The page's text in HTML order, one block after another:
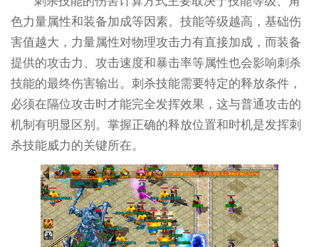
色力量属性和装备加成等因素。技能等级越高，基础伤
害值越大，力量属性对物理攻击力有直接加成，而装备
提供的攻击力、攻击速度和暴击率等属性也会影响刺杀
技能的最终伤害输出。刺杀技能需要特定的释放条件，
必须在隔位攻击时才能完全发挥效果，这与普通攻击的
机制有明显区别。掌握正确的释放位置和时机是发挥刺
杀技能威力的关键所在。